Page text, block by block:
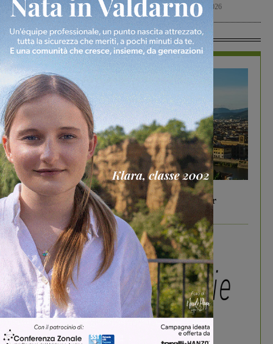
Politica 8 Agosto 2026
In Vetrina
In vetrina 6 Agosto 2026
Gita di famiglia a Firenze: 5 idee per far
divertire i tuoi figli